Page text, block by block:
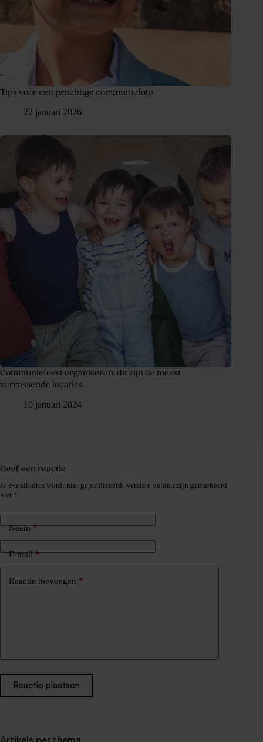
Tips voor een prachtige communiefoto
22 januari 2026
Communiefeest organiseren: dit zijn de meest
verrassende locaties
10 januari 2024
Geef een reactie
Je e-mailadres wordt niet gepubliceerd. Vereiste velden zijn gemarkeerd
met *
Naam*
E-mail*
Reactie toevoegen *
Reactie plaatsen
Artikels per thema